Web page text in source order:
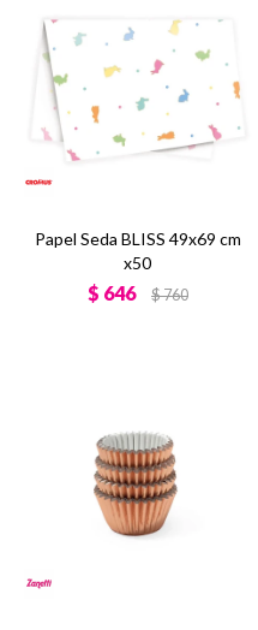
Papel Seda BLISS 49x69 cm
x50
$ 646 $760